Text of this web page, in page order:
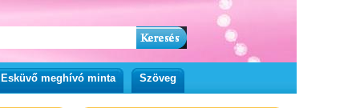
Esküvő meghívó minta Szöveg